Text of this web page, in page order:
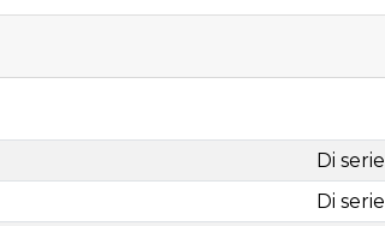
Di serie
Di serie